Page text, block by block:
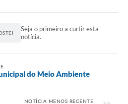
Seja o primeiro a curtir esta
notícia.
do Meio Ambiente
NOTÍCIA MENOS RECENTE